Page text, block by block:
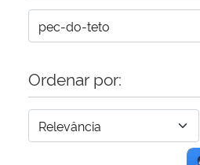
Secretaria de Governo
Gabinete de Segurança Institucional
Advocacia-Geral da União
Ordenar por: